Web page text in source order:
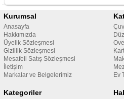
Kurumsal
Anasayfa
Hakkımızda
Üyelik Sözleşmesi
Gizlilik Sözleşmesi
Mesafeli Satış Sözleşmesi
İletişim
Markalar ve Belgelerimiz
Ev
Kategoriler